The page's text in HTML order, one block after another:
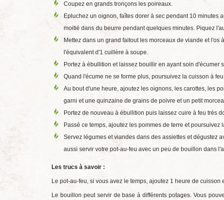
Coupez en grands tronçons les poireaux.
Epluchez un oignon, faîtes dorer à sec pendant 10 minutes
moitié dans du beurre pendant quelques minutes. Piquez
Mettez dans un grand faitout les morceaux de viande et
l'équivalent d'1 cuillère à soupe.
Portez à ébullition et laissez bouillir en ayant soin d'écumer
Quand l'écume ne se forme plus, poursuivez la cuisson à
Au bout d'une heure, ajoutez les oignons, les carottes, les
garni et une quinzaine de grains de poivre et un petit
Portez de nouveau à ébullition puis laissez cuire à feu très
Passé ce temps, ajoutez les pommes de terre et poursuivez
Servez légumes et viandes dans des assiettes et dégustez
aussi servir votre pot-au-feu avec un peu de bouillon dans
Les trucs à savoir :
Le pot-au-feu, si vous avez le temps, ajoutez 1 heure de cuisson
Le bouillon peut servir de base à différents potages. Vous